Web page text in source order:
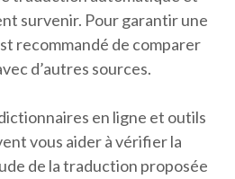
survenir. Pour garantir une
recommandé de comparer
d’autres sources.
en ligne et outils
vous aider à vérifier la
de la traduction proposée